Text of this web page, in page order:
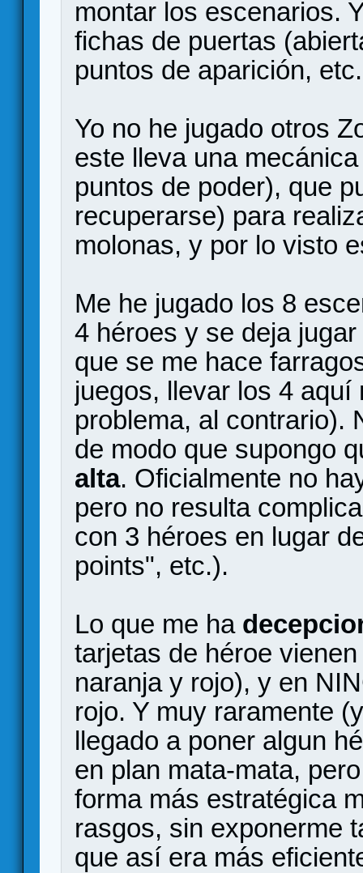
montar los escenarios.
fichas de puertas
puntos de aparición, etc.
Yo no he jugado otros
este lleva una
puntos de poder), que
recuperarse) para
molonas, y por lo visto
Me he jugado los 8
4 héroes y se deja
que se me hace
juegos, llevar los 4
problema, al contrario).
de modo que supongo
alta. Oficialmente no
pero no resulta
con 3 héroes en lugar
points", etc.).
Lo que me ha
tarjetas de héroe
naranja y rojo), y en
rojo. Y muy raramente
llegado a poner algun
en plan mata-mata,
forma más estratégica
rasgos, sin exponerme
que así era más